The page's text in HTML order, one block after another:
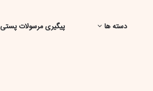
دسته ها پیگیری مرسولات پستی